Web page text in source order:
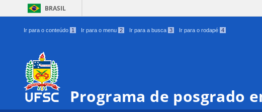
BRASIL
Ir para o conteúdo 1 Ir para o menu 2 Ir para a busca 3 Ir para o rodapé 4
Programa de posgrado